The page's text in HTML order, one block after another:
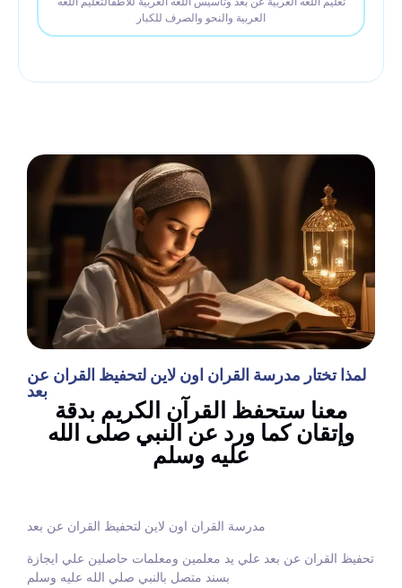
العربية والنحو والصرف للكبار
لمذا تختار مدرسة القران اون لاين لتحفيظ القران عن
بعد
معنا ستحفظ القرآن الكريم بدقة
وإتقان كما ورد عن النبي صلى الله
عليه وسلم
مدرسة القران اون لاين لتحفيظ القران عن بعد
تحفيظ القران عن بعد علي يد معلمين ومعلمات حاصلين علي ايجازة
بسند متصل بالنبي صلي الله عليه وسلم